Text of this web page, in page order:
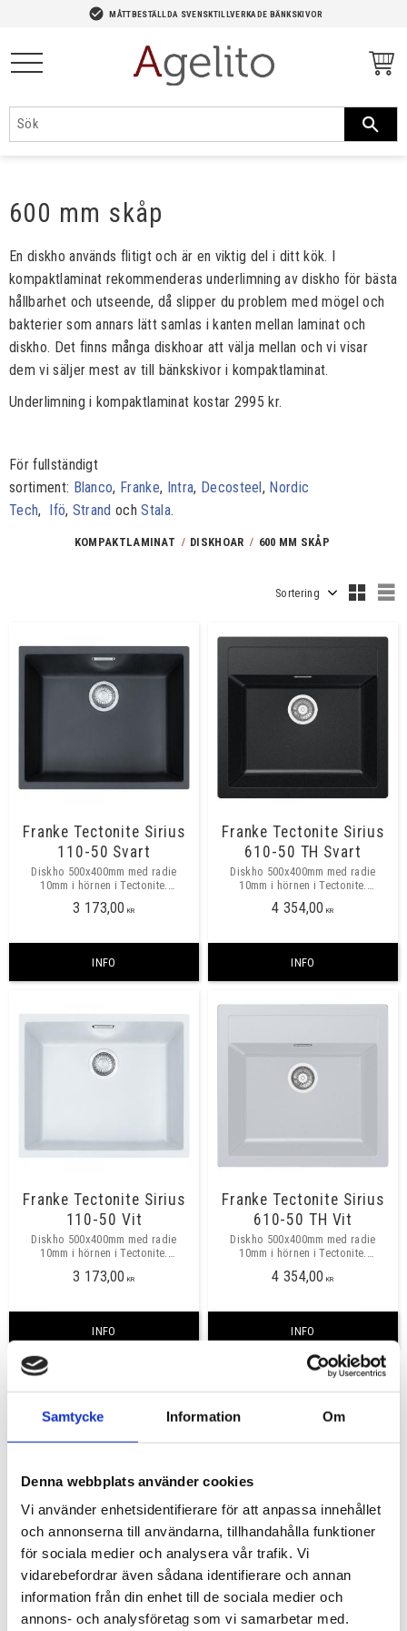
Samtycke Information Om
Denna webbplats använder cookies
Vi använder enhetsidentifierare för att anpassa innehållet
och annonserna till användarna, tillhandahålla funktioner
för sociala medier och analysera vår trafik. Vi
vidarebefordrar även sådana identifierare och annan
information från din enhet till de sociala medier och
annons- och analysföretag som vi samarbetar med.
check_circle MÅTTBESTÄLLDA SVENSKTILLVERKADE BÄNKSKIVOR
600 mm skåp
KOMPAKTLAMINAT DISKHOAR 600 MM SKÅP
En diskho används flitigt och är en viktig del i ditt kök. I
kompaktlaminat rekommenderas underlimning av diskho för bästa
hållbarhet och utseende, då slipper du problem med mögel och
bakterier som annars lätt samlas i kanten mellan laminat och
diskho. Det finns många diskhoar att välja mellan och vi visar
dem vi säljer mest av till bänkskivor i kompaktlaminat.
Underlimning i kompaktlaminat kostar 2995 kr.
För fullständigt
sortiment: Blanco, Franke, Intra, Decosteel , Nordic
Tech, Ifö, Strand ochStala.
Franke Tectonite Sirius
110-50 Svart
Diskho 500x400mm med radie
10mm i hörnen i Tectonite.
skåpbredd 600mm
3 173,00 KR
INFO
Franke Tectonite Sirius
610-50 TH Svart
Diskho 500x400mm med radie
10mm i hörnen i Tectonite.
skåpbredd 600mm
4 354,00 KR
INFO
Franke Tectonite Sirius
110-50 Vit
Diskho 500x400mm med radie
10mm i hörnen i Tectonite.
skåpbredd 600mm
3 173,00 KR
INFO
Franke Tectonite Sirius
610-50 TH Vit
Diskho 500x400mm med radie
10mm i hörnen i Tectonite.
skåpbredd 600mm
4 354,00 KR
INFO
Franke Maris 210-50TL
Diskho Franke 500x400x180 mm,
radie 16 mm i innerhörn, från
Franke med hål för blandare i
plåten. Montering: Underlimning.
5 876,00 KR
Franke ROX 210
invändigt. montering:
Underlimning. Minsta skåpbredd
600mm.
3 643,00